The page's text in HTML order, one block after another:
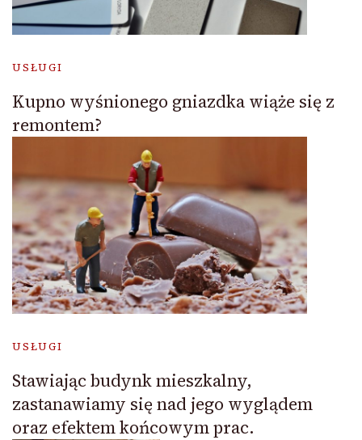
USŁUGI
Kupno wyśnionego gniazdka wiąże się z
remontem?
USŁUGI
Stawiając budynk mieszkalny,
zastanawiamy się nad jego wyglądem
oraz efektem końcowym prac.